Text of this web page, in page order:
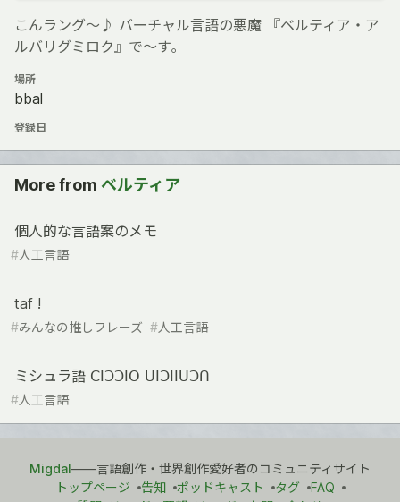
こんラング〜♪ バーチャル言語の悪魔 『ベルティア・ア
ルバリグミロク』で〜す｡
場所
bbal
登録日
More from ベルティア
個人的な言語案のメモ
#人工言語
taf !
#みんなの推しフレーズ #人工言語
ミシュラ語 ꓚꓲꓛꓛꓲꓳ ꓴꓲꓛꓲꓲꓴꓛꓵ
#人工言語
Migdal――言語創作・世界創作愛好者のコミュニティサイト
トップページ
告知 ポッドキャスト タグ
FAQ